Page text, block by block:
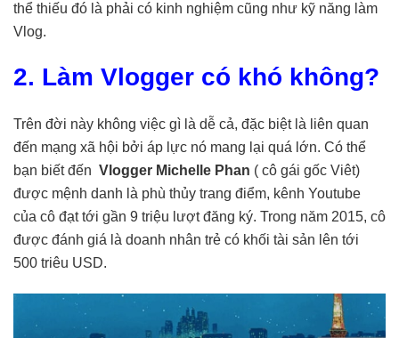
thể thiếu đó là phải có kinh nghiệm cũng như kỹ năng làm
Vlog.
2. Làm Vlogger có khó không?
Trên đời này không việc gì là dễ cả, đặc biệt là liên quan
đến mạng xã hội bởi áp lực nó mang lại quá lớn. Có thể
bạn biết đến Vlogger Michelle Phan ( cô gái gốc Viêt)
được mệnh danh là phù thủy trang điểm, kênh Youtube
của cô đạt tới gần 9 triệu lượt đăng ký. Trong năm 2015, cô
được đánh giá là doanh nhân trẻ có khối tài sản lên tới
500 triêu USD.